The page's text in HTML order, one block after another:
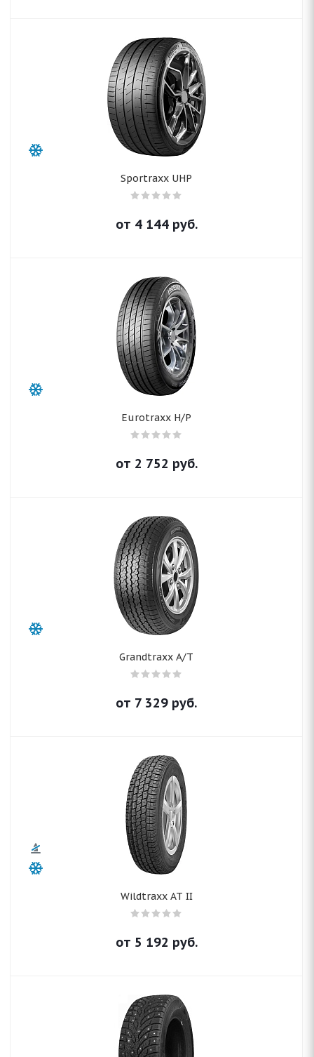
Sportraxx UHP
от 4 144руб.
Eurotraxx H/P
от 2 752 руб.
Grandtraxx A/T
от 7 329 руб.
Wildtraxx AT II
от 5 192 руб.